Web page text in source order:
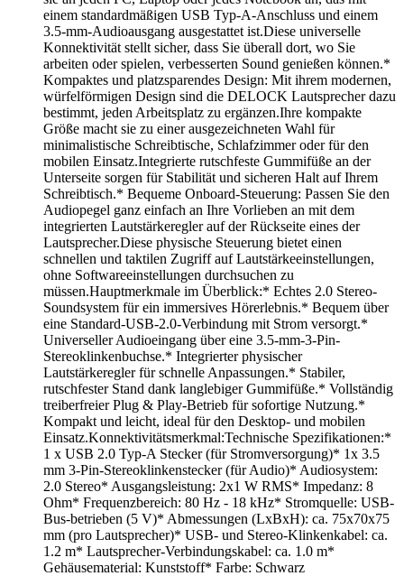
einem standardmäßigen USB Typ-A-Anschluss und einem
3.5-mm-Audioausgang ausgestattet ist.Diese universelle
Konnektivität stellt sicher, dass Sie überall dort, wo Sie
arbeiten oder spielen, verbesserten Sound genießen können.*
Kompaktes und platzsparendes Design: Mit ihrem modernen,
würfelförmigen Design sind die DELOCK Lautsprecher dazu
bestimmt, jeden Arbeitsplatz zu ergänzen.Ihre kompakte
Größe macht sie zu einer ausgezeichneten Wahl für
minimalistische Schreibtische, Schlafzimmer oder für den
mobilen Einsatz.Integrierte rutschfeste Gummifüße an der
Unterseite sorgen für Stabilität und sicheren Halt auf Ihrem
Schreibtisch.* Bequeme Onboard-Steuerung: Passen Sie den
Audiopegel ganz einfach an Ihre Vorlieben an mit dem
integrierten Lautstärkeregler auf der Rückseite eines der
Lautsprecher.Diese physische Steuerung bietet einen
schnellen und taktilen Zugriff auf Lautstärkeeinstellungen,
ohne Softwareeinstellungen durchsuchen zu
müssen.Hauptmerkmale im Überblick:* Echtes 2.0 Stereo-
Soundsystem für ein immersives Hörerlebnis.* Bequem über
eine Standard-USB-2.0-Verbindung mit Strom versorgt.*
Universeller Audioeingang über eine 3.5-mm-3-Pin-
Stereoklinkenbuchse.* Integrierter physischer
Lautstärkeregler für schnelle Anpassungen.* Stabiler,
rutschfester Stand dank langlebiger Gummifüße.* Vollständig
treiberfreier Plug & Play-Betrieb für sofortige Nutzung.*
Kompakt und leicht, ideal für den Desktop- und mobilen
Einsatz.Konnektivitätsmerkmal:Technische Spezifikationen:*
1 x USB 2.0 Typ-A Stecker (für Stromversorgung)* 1x 3.5
mm 3-Pin-Stereoklinkenstecker (für Audio)* Audiosystem:
2.0 Stereo* Ausgangsleistung: 2x1 W RMS* Impedanz: 8
Ohm* Frequenzbereich: 80 Hz - 18 kHz* Stromquelle: USB-
Bus-betrieben (5 V)* Abmessungen (LxBxH): ca. 75x70x75
mm (pro Lautsprecher)* USB- und Stereo-Klinkenkabel: ca.
1.2 m* Lautsprecher-Verbindungskabel: ca. 1.0 m*
Gehäusematerial: Kunststoff* Farbe: Schwarz